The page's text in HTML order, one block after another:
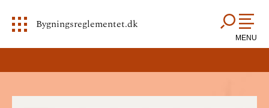
Bygningsreglementet.dk
MENU